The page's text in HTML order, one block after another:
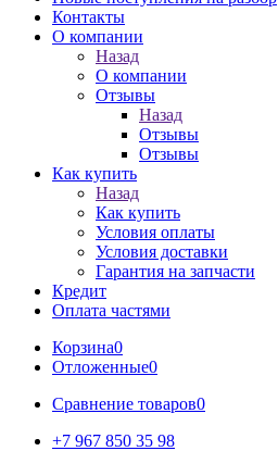
Контакты
О компании
Назад
О компании
Отзывы
Назад
Отзывы
Отзывы
Как купить
Назад
Как купить
Условия оплаты
Условия доставки
Гарантия на запчасти
Кредит
Оплата частями
Корзина0
Отложенные0
Сравнение товаров0
+7 967 850 35 98